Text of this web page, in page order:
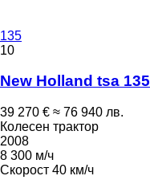
135
10
New Holland tsa 135
39 270 € ≈ 76 940 лв.
Колесен трактор
2008
8 300 м/ч
Скорост 40 км/ч